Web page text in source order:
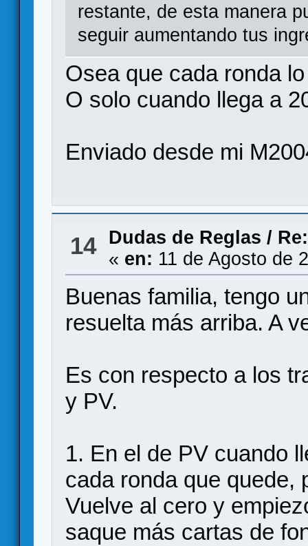
restante, de esta manera
seguir aumentando tus
Osea que cada ronda
O solo cuando llega a
Enviado desde mi
14 Dudas de Reglas /
« en: 11 de Agosto de
Buenas familia, tengo
resuelta más arriba. A
Es con respecto a los
y PV.
1. En el de PV cuando
cada ronda que quede,
Vuelve al cero y
saque más cartas de